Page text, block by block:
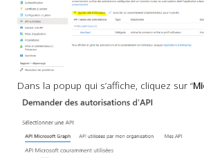
Dans la popup qui s’affiche, cliquez sur “